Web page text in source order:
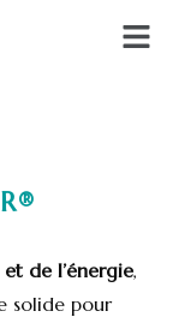
de l’énergie,
solide pour